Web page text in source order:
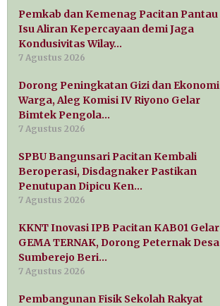
Pemkab dan Kemenag Pacitan Pantau
Isu Aliran Kepercayaan demi Jaga
Kondusivitas Wilay…
7 Agustus 2026
Dorong Peningkatan Gizi dan Ekonomi
Warga, Aleg Komisi IV Riyono Gelar
Bimtek Pengola…
7 Agustus 2026
SPBU Bangunsari Pacitan Kembali
Beroperasi, Disdagnaker Pastikan
Penutupan Dipicu Ken…
7 Agustus 2026
KKNT Inovasi IPB Pacitan KAB01 Gelar
GEMA TERNAK, Dorong Peternak Desa
Sumberejo Beri…
7 Agustus 2026
Pembangunan Fisik Sekolah Rakyat